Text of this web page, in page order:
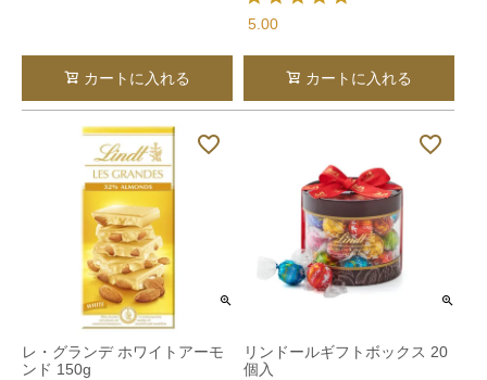
カートに入れる
5.00
カートに入れる
レ・グランデ ホワイトアーモ
ンド 150g
リンドールギフトボックス 20
個入